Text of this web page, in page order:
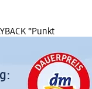
°Punkt